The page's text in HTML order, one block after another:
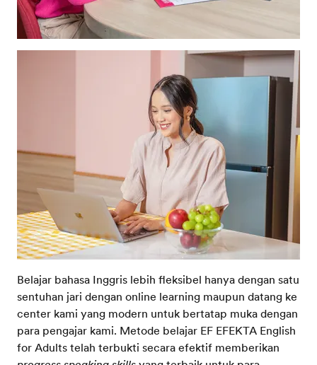
Belajar bahasa Inggris lebih fleksibel hanya dengan satu
sentuhan jari dengan online learning maupun datang ke
center kami yang modern untuk bertatap muka dengan
para pengajar kami. Metode belajar EF EFEKTA English
for Adults telah terbukti secara efektif memberikan